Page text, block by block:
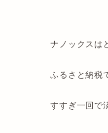
ナノックスは
ふるさと納税
すすぎ一回で